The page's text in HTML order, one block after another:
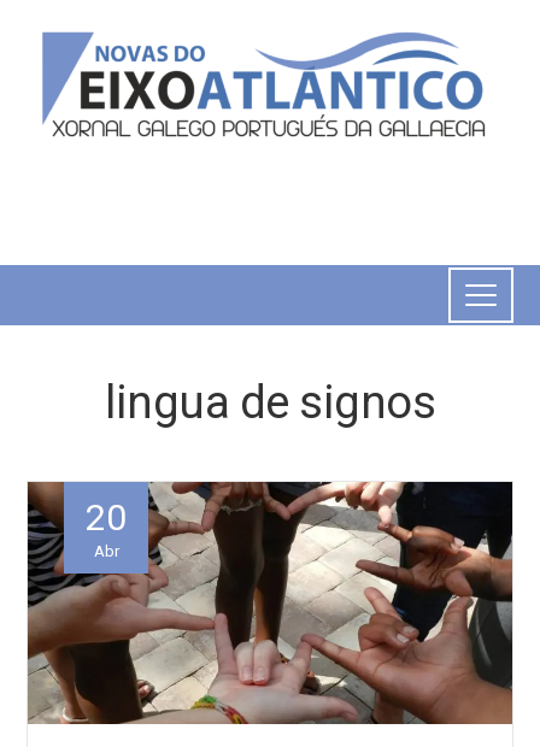
lingua de signos
20
Abr